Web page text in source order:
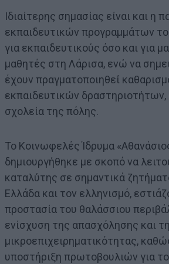
Ιδιαίτερης σημασίας είναι και η
εκπαιδευτικών προγραμμάτων
για εκπαιδευτικούς όσο και για
μαθητές στη Λάρισα, ενώ να
έχουν πραγματοποιηθεί
εκπαιδευτικών δραστηριοτήτων,
σχολεία της πόλης.
Το Κοινωφελές Ίδρυμα
δημιουργήθηκε με σκοπό να
καταλύτης σε σημαντικά
Ελλάδα και τον ελληνισμό,
προστασία του θαλάσσιου
ενίσχυση της απασχόλησης και
μικροεπιχειρηματικότητας,
υποστήριξη πρωτοβουλιών για